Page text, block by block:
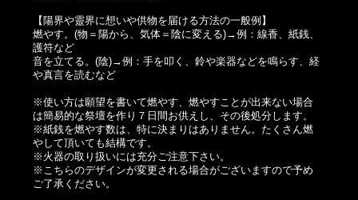
【陽界や靈界に想いや供物を届ける方法の一般例】
燃やす。(物＝陽から、気体＝陰に変える)→例：線香、紙銭、
護符など
音を立てる。(陰)→例：手を叩く、鈴や楽器などを鳴らす、経
や真言を読むなど
※使い方は願望を書いて燃やす、燃やすことが出来ない場合
は簡易的な祭壇を作り７日間お供えし、その後処分します。
※紙銭を燃やす数は、特に決まりはありません。たくさん燃
やして頂いても結構です。
※火器の取り扱いには充分ご注意下さい。
※こちらのデザインが変更される場合がございますので予め
ご了承ください。